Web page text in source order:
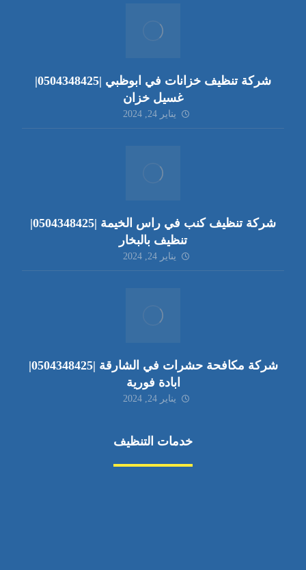
شركة تنظيف خزانات في ابوظبي |0504348425|
غسيل خزان
يناير 24, 2024
شركة تنظيف كنب في راس الخيمة |0504348425|
تنظيف بالبخار
يناير 24, 2024
شركة مكافحة حشرات في الشارقة |0504348425|
ابادة فورية
يناير 24, 2024
خدمات التنظيف